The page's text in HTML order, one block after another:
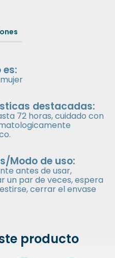
destacadas:
72 horas, cuidado con
Modo de uso:
antes de usar,
un par de veces, espera
cerrar el envase
producto